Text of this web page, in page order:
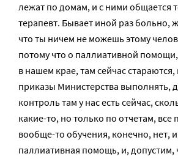
лежат по домам, и с ними общается
терапевт. Бывает иной раз больно,
что ты ничем не можешь этому
потому что о паллиативной
в нашем крае, там сейчас
приказы Министерства выполнять,
контроль там у нас есть сейчас,
какие-то, но только по отчетам, все
вообще-то обучения, конечно, нет,
паллиативная помощь, и, допустим,